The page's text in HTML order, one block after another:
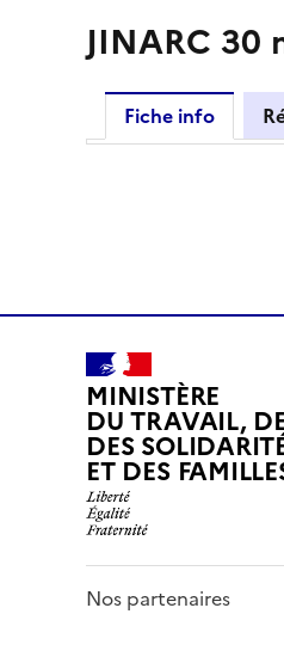
JINARC 30
Fiche info
MINISTÈRE
DU TRAVAIL,
DES
ET DES
Nos partenaires